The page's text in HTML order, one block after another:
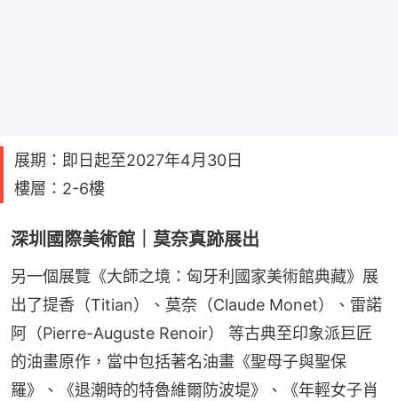
展期：即日起至2027年4月30日
樓層：2-6樓
深圳國際美術館｜莫奈真跡展出
另一個展覽《大師之境：匈牙利國家美術館典藏》展
出了提香（Titian）、莫奈（Claude Monet）、雷諾
阿（Pierre-Auguste Renoir） 等古典至印象派巨匠
的油畫原作，當中包括著名油畫《聖母子與聖保
羅》、《退潮時的特魯維爾防波堤》、《年輕女子肖